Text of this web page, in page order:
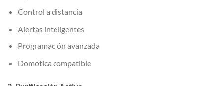
Control a distancia
Alertas inteligentes
Programación avanzada
Domótica compatible